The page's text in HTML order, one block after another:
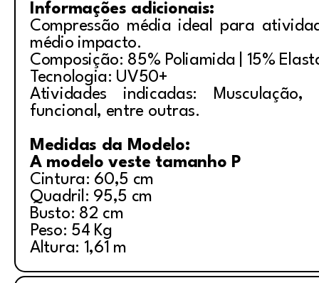
Informações adicionais:
Compressão média ideal para
médio impacto.
Composição: 85% Poliamida | 15%
Tecnologia: UV50+
Atividades indicadas:
funcional, entre outras.
Medidas da Modelo:
A modelo veste tamanho P
Cintura: 60,5 cm
Quadril: 95,5 cm
Busto: 82 cm
Peso: 54 Kg
Altura: 1,61 m